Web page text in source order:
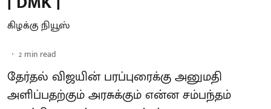
கிழக்கு நியூஸ்
2 min read
தேர்தல் விஜயின் பரப்புரைக்கு அனுமதி
அளிப்பதற்கும் அரசுக்கும் என்ன சம்பந்தம்